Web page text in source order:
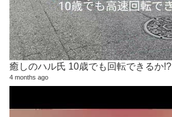
癒しのハル氏 10歳でも回転できるか!?
4 months ago